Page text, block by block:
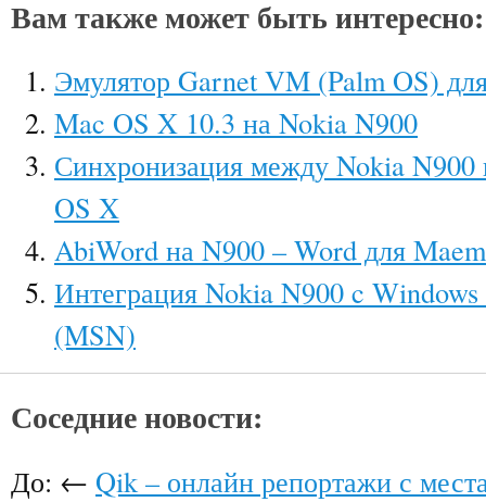
Вам также может быть интересно:
Эмулятор Garnet VM (Palm OS)
Mac OS X 10.3 на Nokia N900
Синхронизация между Nokia N900
OS X
AbiWord на N900 – Word для
Интеграция Nokia N900 c
(MSN)
Соседние новости:
До: ← Qik – онлайн репортажи с